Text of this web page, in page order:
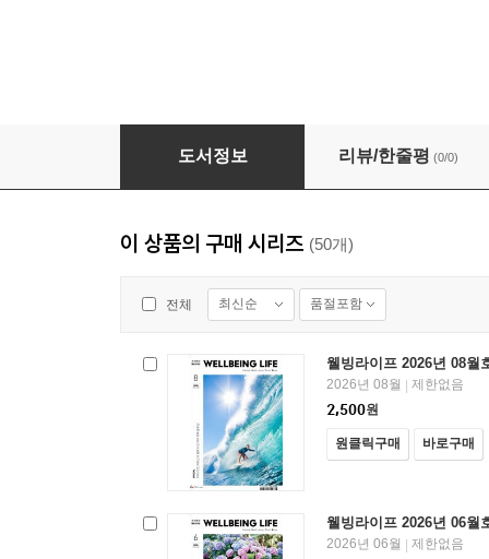
웰빙라이프 2026년 05월호
도서정보 리뷰/한줄평 (0/0)
이 상품의 구매 시리즈 (50개)
전체 최신순 품절포함
웰빙라이프 2026년 08월
2026년 08월 | 제한없음
2,500원
원클릭구매 바로구매
웰빙라이프 2026년 06월
2026년 06월 | 제한없음